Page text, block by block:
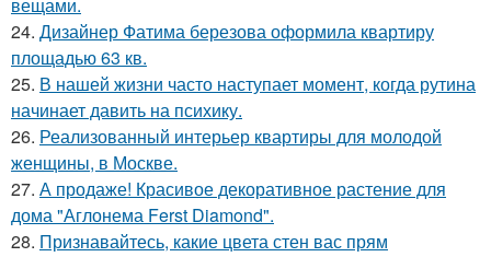
24. Дизайнер Фатима березова оформила квартиру
площадью 63 кв.
25. В нашей жизни часто наступает момент, когда рутина
начинает давить на психику.
26. Реализованный интерьер квартиры для молодой
женщины, в Москве.
27. А продаже! Красивое декоративное растение для
дома "Аглонема Ferst Diamond".
28. Признавайтесь, какие цвета стен вас прям